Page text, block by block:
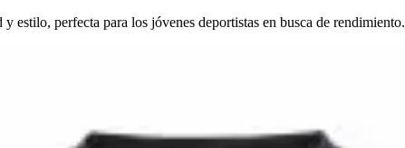
perfecta para los jóvenes deportistas en busca de rendimiento.